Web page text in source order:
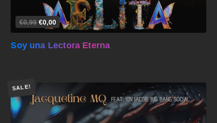
€0,99 €0,00
Soy una Lectora Eterna
SALE!